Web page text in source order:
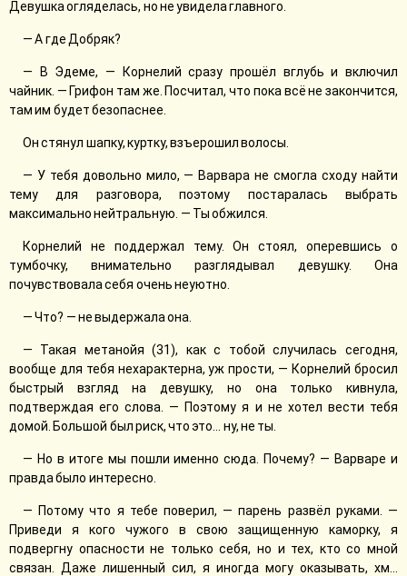
Девушка огляделась, но не увидела главного.
— А где Добряк?
— В Эдеме, — Корнелий сразу прошёл вглубь и включил
чайник. — Грифон там же. Посчитал, что пока всё не закончится,
там им будет безопаснее.
Он стянул шапку, куртку, взъерошил волосы.
— У тебя довольно мило, — Варвара не смогла сходу найти
тему для разговора, поэтому постаралась выбрать
максимально нейтральную. — Ты обжился.
Корнелий не поддержал тему. Он стоял, оперевшись о
тумбочку, внимательно разглядывал девушку. Она
почувствовала себя очень неуютно.
— Что? — не выдержала она.
— Такая метанойя (31), как с тобой случилась сегодня,
вообще для тебя нехарактерна, уж прости, — Корнелий бросил
быстрый взгляд на девушку, но она только кивнула,
подтверждая его слова. — Поэтому я и не хотел вести тебя
домой. Большой был риск, что это... ну, не ты.
— Но в итоге мы пошли именно сюда. Почему? — Варваре и
правда было интересно.
— Потому что я тебе поверил, — парень развёл руками. —
Приведи я кого чужого в свою защищенную каморку, я
подвергну опасности не только себя, но и тех, кто со мной
связан. Даже лишенный сил, я иногда могу оказывать, хм...